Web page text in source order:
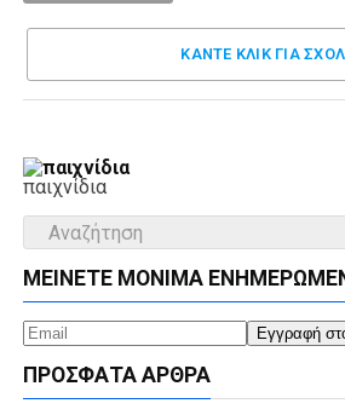
ΚΑΝΤΕ ΚΛΊΚ ΓΙΑ
παιχνίδια
ΜΕΊΝΕΤΕ ΜΌΝΙΜΑ
ΠΡΌΣΦΑΤΑ ΆΡΘΡΑ